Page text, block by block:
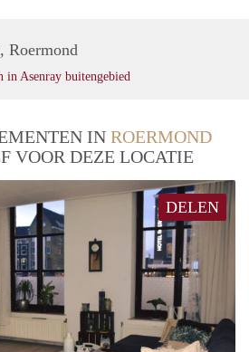
Roermond
Asenray buitengebied
IN ROERMOND
VOOR DEZE LOCATIE
DELEN